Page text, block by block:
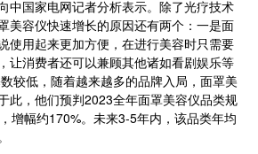
中国家电网记者分析表示。除了光疗技术
美容仪快速增长的原因还有两个：一是面
使用起来更加方便，在进行美容时只需要
让消费者还可以兼顾其他诸如看剧娱乐等
较低，随着越来越多的品牌入局，面罩美
此，他们预判2023全年面罩美容仪品类规
增幅约170%。未来3-5年内，该品类年均